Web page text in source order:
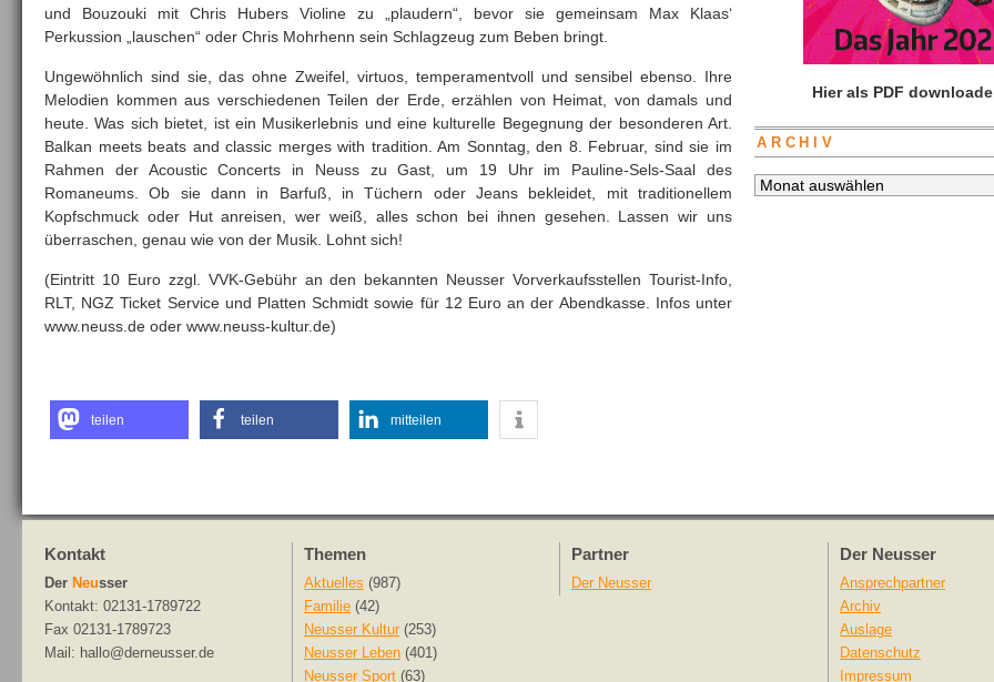
und Bouzouki mit Chris Hubers Violine zu „plaudern“, bevor sie gemeinsam Max Klaas‘
Perkussion „lauschen“ oder Chris Mohrhenn sein Schlagzeug zum Beben bringt.
Ungewöhnlich sind sie, das ohne Zweifel, virtuos, temperamentvoll und sensibel ebenso. Ihre
Melodien kommen aus verschiedenen Teilen der Erde, erzählen von Heimat, von damals und
heute. Was sich bietet, ist ein Musikerlebnis und eine kulturelle Begegnung der besonderen Art.
Balkan meets beats and classic merges with tradition. Am Sonntag, den 8. Februar, sind sie im
Rahmen der Acoustic Concerts in Neuss zu Gast, um 19 Uhr im Pauline-Sels-Saal des
Romaneums. Ob sie dann in Barfuß, in Tüchern oder Jeans bekleidet, mit traditionellem
Kopfschmuck oder Hut anreisen, wer weiß, alles schon bei ihnen gesehen. Lassen wir uns
überraschen, genau wie von der Musik. Lohnt sich!
(Eintritt 10 Euro zzgl. VVK-Gebühr an den bekannten Neusser Vorverkaufsstellen Tourist-Info,
RLT, NGZ Ticket Service und Platten Schmidt sowie für 12 Euro an der Abendkasse. Infos unter
www.neuss.de oder www.neuss-kultur.de)
teilen teilen mitteilen
Hier als PDF
ARCHIV
Archiv
Kontakt
Der Neusser
Kontakt: 02131-1789722
Fax 02131-1789723
Mail: hallo@derneusser.de
Themen
Aktuelles (987)
Familie (42)
Neusser Kultur (253)
Neusser Leben (401)
Neusser Sport (63)
Partner
Der Neusser
Der Neusser
Ansprechpartner
Archiv
Auslage
Datenschutz
Impressum